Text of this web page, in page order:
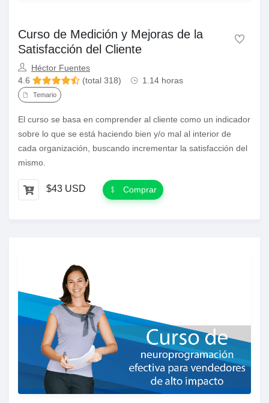
Curso de Medición y Mejoras de la
Satisfacción del Cliente
Héctor Fuentes
4.6
(total 318) 1.14 horas
Temario
El curso se basa en comprender al cliente como un indicador
sobre lo que se está haciendo bien y/o mal al interior de
cada organización, buscando incrementar la satisfacción del
mismo.
$43 USD Comprar